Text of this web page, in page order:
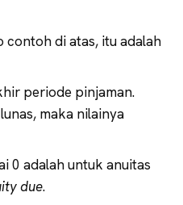
contoh di atas, itu adalah
periode pinjaman.
maka nilainya
0 adalah untuk anuitas
due.